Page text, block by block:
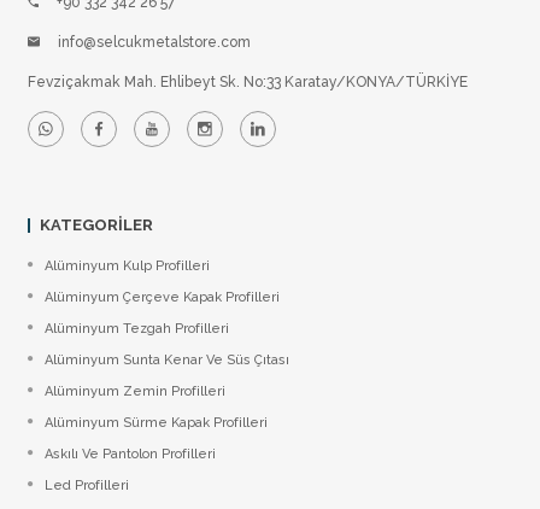
info@selcukmetalstore.com
Fevziçakmak Mah. Ehlibeyt Sk. No:33 Karatay/KONYA/TÜRKİYE
KATEGORILER
Alüminyum Kulp Profilleri
Alüminyum Çerçeve Kаpаk Profilleri
Alüminyum Tezgah Profilleri
Alüminyum Sunta Kenar Ve Süs Çıtası
Alüminyum Zemin Profilleri
Alüminyum Sürme Kapak Profilleri
Askılı Ve Pantolon Profilleri
Led Profilleri